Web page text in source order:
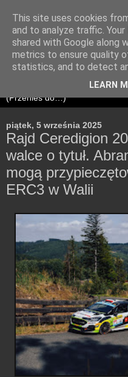
piątek, 5 września 2025
Rajd Ceredigion
walce o tytuł.
mogą
ERC3 w Walii
This site uses cookies
and to analyze traffic.
shared with Google along
metrics to ensure quality
statistics, and to detect
LEARN